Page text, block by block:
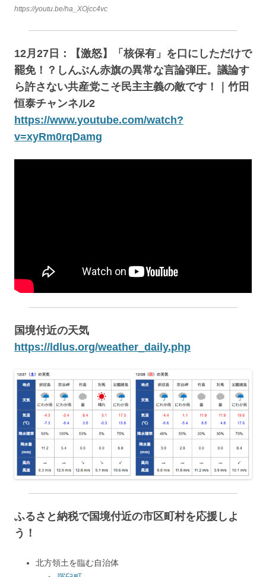
https://youtu.be/ha_XOjcc4vc
12月27日：【激怒】「核保有」を口にしただけで
罷免！？しんぶん赤旗の異常な言論弾圧。議論す
ら許さない共産党こそ民主主義の敵です！｜竹田
恒泰チャンネル2
https://www.youtube.com/watch?
v=xyRm0rqDamg
国境付近の天気
https://ldlus.org/weather_daily.php
ふるさと納税で国境付近の市区町村を応援しよ
う！
北方領土を臨む自治体